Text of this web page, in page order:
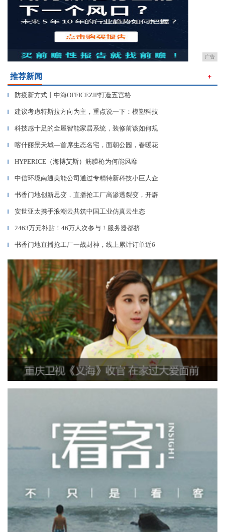
广告
推荐新闻 ＋
▎ 防疫新方式丨中海OFFICEZIP打造五宫格
▎ 建议考虑特斯拉方向为主，重点说一下：模塑科技
▎ 科技感十足的全屋智能家居系统，装修前该如何规
▎ 喀什丽景天城—首席生态名宅，面朝公园，春暖花
▎ HYPERICE（海博艾斯）筋膜枪为何能风靡
▎ 中信环境南通美能公司通过专精特新科技小巨人企
▎ 书香门地创新思变，直播抢工厂高渗透裂变，开辟
▎ 安世亚太携手浪潮云共筑中国工业仿真云生态
▎ 2463万元补贴！46万人次参与！服务器都挤
▎ 书香门地直播抢工厂一战封神，线上累计订单近6